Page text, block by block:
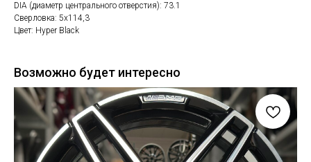
DIA (диаметр центрального отверстия): 73.1
Сверловка: 5х114,3
Цвет: Hyper Black
Возможно будет интересно